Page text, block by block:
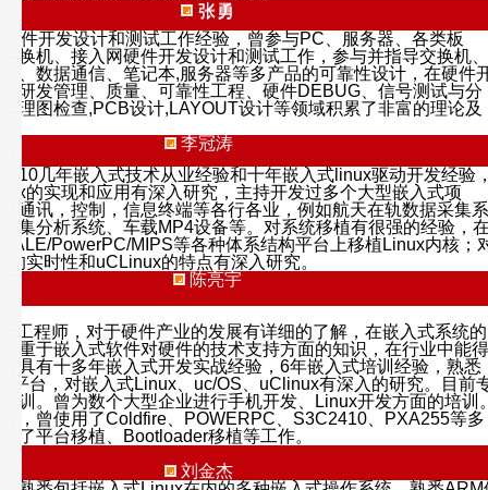
张勇
件开发设计和测试工作经验，曾参与PC、服务器、各类板
换机、接入网硬件开发设计和测试工作，参与并指导交换机、
、数据通信、笔记本,服务器等多产品的可靠性设计，在硬件
研发管理、质量、可靠性工程、硬件DEBUG、信号测试与分
理图检查,PCB设计,LAYOUT设计等领域积累了非富的理论及
李冠涛
10几年嵌入式技术从业经验和十年嵌入式linux驱动开发经验
的实现和应用有深入研究，主持开发过多个大型嵌入式项
通讯，控制，信息终端等各行各业，例如航天在轨数据采集系
集分析系统、车载MP4设备等。对系统移植有很强的经验，
PowerPC/MIPS等各种体系结构平台上移植Linux内核；
的实时性和uCLinux的特点有深入研究。
陈亮宇
工程师，对于硬件产业的发展有详细的了解，在嵌入式系统的
重于嵌入式软件对硬件的技术支持方面的知识，在行业中能得
具有十多年嵌入式开发实战经验，6年嵌入式培训经验，熟悉
平台，对嵌入式Linux、uc/OS、uClinux有深入的研究。目前
训。曾为数个大型企业进行手机开发、Linux开发方面的培训
，曾使用了Coldfire、POWERPC、S3C2410、PXA255等多
了平台移植、Bootloader移植等工作。
刘金杰